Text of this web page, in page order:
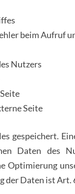
beim Aufruf
Nutzers
Seite
gespeichert.
Daten des
Optimierung
der Daten ist Art.